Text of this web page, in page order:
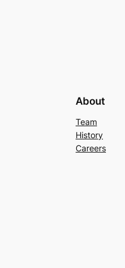
About
Team
History
Careers